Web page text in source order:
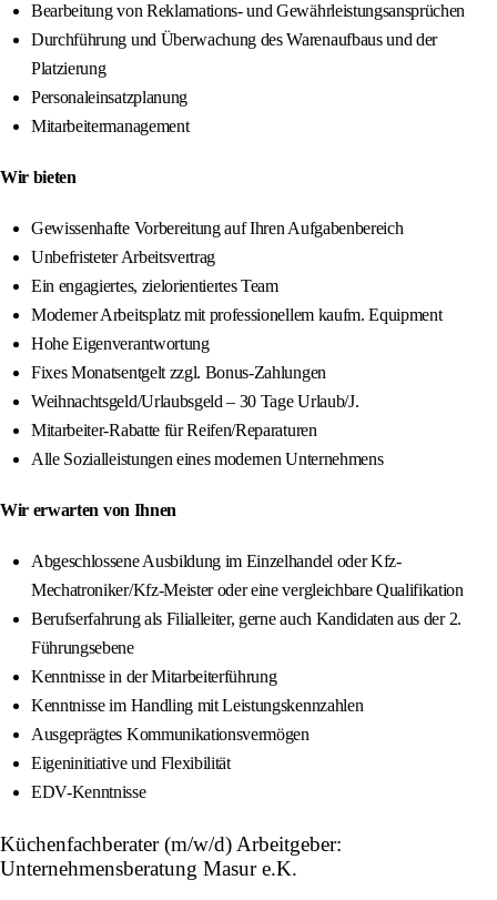
Bearbeitung von Reklamations- und Gewährleistungsansprüchen
Durchführung und Überwachung des Warenaufbaus und der
Platzierung
Personaleinsatzplanung
Mitarbeitermanagement
Wir bieten
Gewissenhafte Vorbereitung auf Ihren Aufgabenbereich
Unbefristeter Arbeitsvertrag
Ein engagiertes, zielorientiertes Team
Moderner Arbeitsplatz mit professionellem kaufm. Equipment
Hohe Eigenverantwortung
Fixes Monatsentgelt zzgl. Bonus-Zahlungen
Weihnachtsgeld/Urlaubsgeld – 30 Tage Urlaub/J.
Mitarbeiter-Rabatte für Reifen/Reparaturen
Alle Sozialleistungen eines modernen Unternehmens
Wir erwarten von Ihnen
Abgeschlossene Ausbildung im Einzelhandel oder Kfz-
Mechatroniker/Kfz-Meister oder eine vergleichbare Qualifikation
Berufserfahrung als Filialleiter, gerne auch Kandidaten aus der 2.
Führungsebene
Kenntnisse in der Mitarbeiterführung
Kenntnisse im Handling mit Leistungskennzahlen
Ausgeprägtes Kommunikationsvermögen
Eigeninitiative und Flexibilität
EDV-Kenntnisse
Küchenfachberater (m/w/d) Arbeitgeber:
Unternehmensberatung Masur e.K.